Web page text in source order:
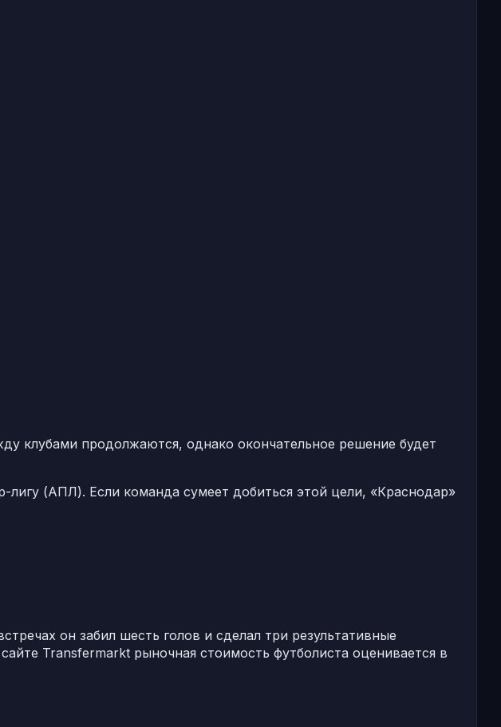
клубами продолжаются, однако окончательное решение будет
(АПЛ). Если команда сумеет добиться этой цели, «Краснодар»
он забил шесть голов и сделал три результативные
Transfermarkt рыночная стоимость футболиста оценивается в